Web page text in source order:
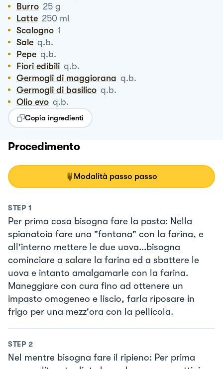
Burro 25 g
Latte 250 ml
Scalogno 1
Sale q.b.
Pepe q.b.
Fiori edibili q.b.
Germogli di maggiorana q.b.
Germogli di basilico q.b.
Olio evo q.b.
Copia ingredienti
Procedimento
Modalità passo passo
STEP 1
Per prima cosa bisogna fare la pasta: Nella
spianatoia fare una "fontana" con la farina, e
all'interno mettere le due uova...bisogna
cominciare a salare la farina ed a sbattere le
uova e intanto amalgamarle con la farina.
Maneggiare con cura fino ad ottenere un
impasto omogeneo e liscio, farla riposare in
frigo per una mezz'ora con la pellicola.
STEP 2
Nel mentre bisogna fare il ripieno: Per prima